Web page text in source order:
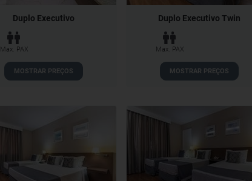
Duplo Executivo
Max. PAX
MOSTRAR PREÇOS
Duplo Executivo Twin
Max. PAX
MOSTRAR PREÇOS